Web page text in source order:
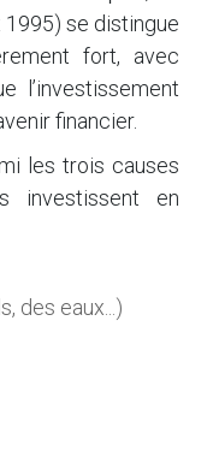
se distingue
fort, avec
l’investissement
financier.
les trois causes
investissent en
des eaux...)